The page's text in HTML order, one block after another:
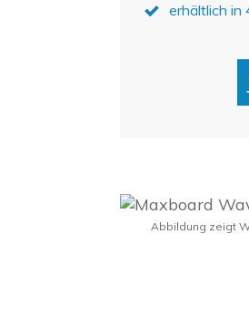
erhältlich in
Abbildung zeigt